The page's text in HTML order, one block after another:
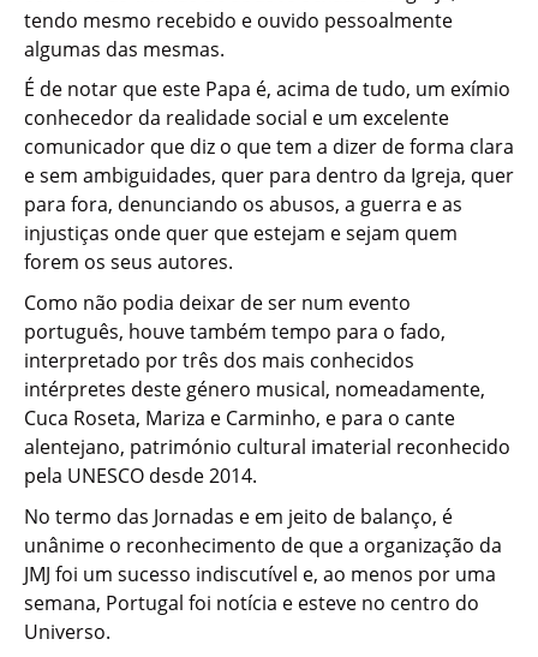
tendo mesmo recebido e ouvido pessoalmente
algumas das mesmas.
É de notar que este Papa é, acima de tudo, um exímio
conhecedor da realidade social e um excelente
comunicador que diz o que tem a dizer de forma clara
e sem ambiguidades, quer para dentro da Igreja, quer
para fora, denunciando os abusos, a guerra e as
injustiças onde quer que estejam e sejam quem
forem os seus autores.
Como não podia deixar de ser num evento
português, houve também tempo para o fado,
interpretado por três dos mais conhecidos
intérpretes deste género musical, nomeadamente,
Cuca Roseta, Mariza e Carminho, e para o cante
alentejano, património cultural imaterial reconhecido
pela UNESCO desde 2014.
No termo das Jornadas e em jeito de balanço, é
unânime o reconhecimento de que a organização da
JMJ foi um sucesso indiscutível e, ao menos por uma
semana, Portugal foi notícia e esteve no centro do
Universo.